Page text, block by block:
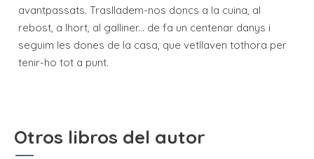
avantpassats. Traslladem-nos doncs a la cuina, al
rebost, a lhort, al galliner... de fa un centenar danys i
seguim les dones de la casa, que vetllaven tothora per
tenir-ho tot a punt.
Otros libros del autor